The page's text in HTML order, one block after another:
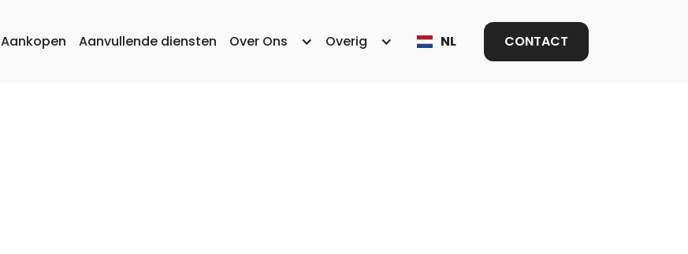
Aankopen Aanvullende diensten Over Ons Overig NL CONTACT